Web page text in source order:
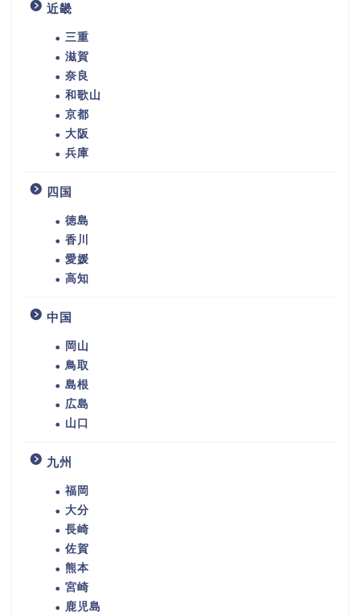
近畿
三重
滋賀
奈良
和歌山
京都
大阪
兵庫
四国
徳島
香川
愛媛
高知
中国
岡山
鳥取
島根
広島
山口
九州
福岡
大分
長崎
佐賀
熊本
宮崎
鹿児島